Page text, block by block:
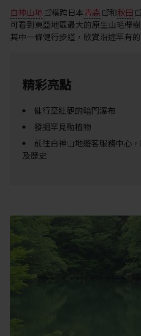
白神山地 橫跨日本青森 和秋田
可看到東亞地區最大的原生山毛櫸
其中一條健行步道，欣賞沿途罕有
精彩亮點
健行至壯觀的暗門瀑布
發掘罕見動植物
前往白神山地遊客服務中心
及歷史